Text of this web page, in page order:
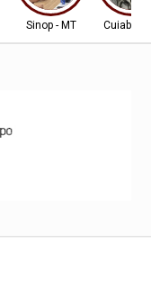
Sinop - MT Cuiabá -